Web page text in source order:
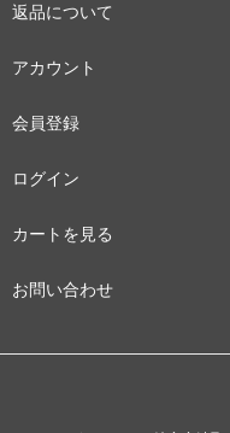
返品について
アカウント
会員登録
ログイン
カートを見る
お問い合わせ